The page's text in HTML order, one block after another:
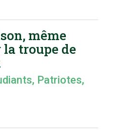
même
troupe de
, Patriotes,